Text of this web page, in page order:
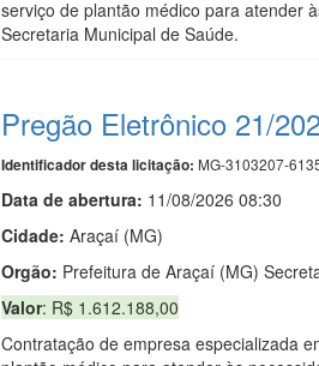
serviço de plantão médico para atender
Secretaria Municipal de Saúde.
Pregão Eletrônico 21/
Identificador desta licitação: MG-3103207-
Data de abertura: 11/08/2026 08:30
Cidade: Araçaí (MG)
Orgão: Prefeitura de Araçaí (MG)
Valor: R$ 1.612.188,00
Contratação de empresa especializada